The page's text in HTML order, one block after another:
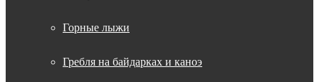
Горные лыжи
Гребля на байдарках и каноэ